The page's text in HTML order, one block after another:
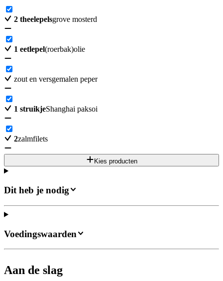
2 theelepelsgrove mosterd
1 eetlepel(roerbak)olie
zout en versgemalen peper
1 struikjeShanghai paksoi
2zalmfilets
Kies producten
Dit heb je nodig
Aan de slag
Voedingswaarden